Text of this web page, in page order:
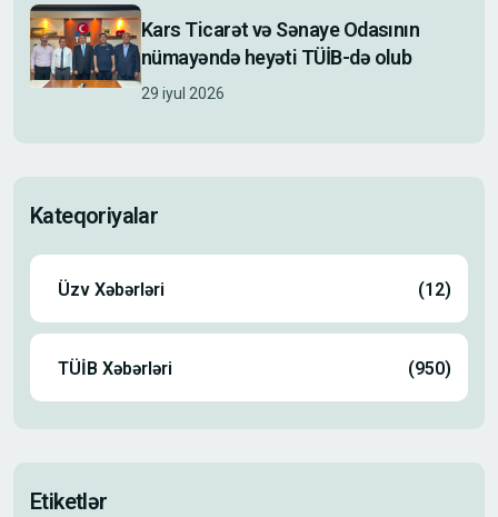
Kars Ticarət və Sənaye Odasının
nümayəndə heyəti TÜİB-də olub
29 iyul 2026
Kateqoriyalar
Üzv Xəbərləri (12)
TÜİB Xəbərləri (950)
Etiketlər